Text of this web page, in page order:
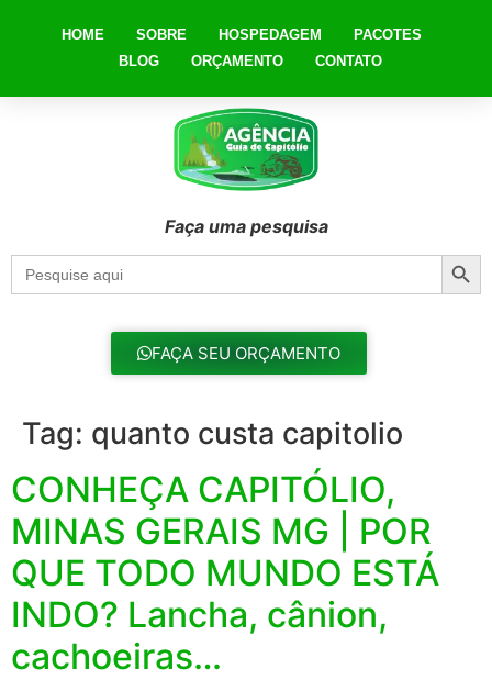
HOME SOBRE HOSPEDAGEM
PACOTES
BLOG
ORÇAMENTO CONTATO
Faça uma pesquisa
Search
for:
FAÇA SEU ORÇAMENTO
Tag: quanto custa capitolio
CONHEÇA CAPITÓLIO,
MINAS GERAIS MG | POR
QUE TODO MUNDO ESTÁ
INDO? Lancha, cânion,
cachoeiras…